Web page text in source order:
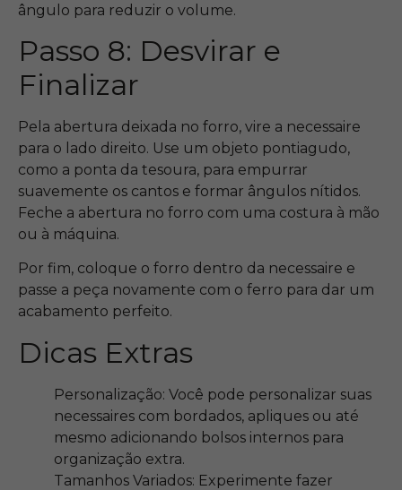
ângulo para reduzir o volume.
Passo 8: Desvirar e
Finalizar
Pela abertura deixada no forro, vire a necessaire
para o lado direito. Use um objeto pontiagudo,
como a ponta da tesoura, para empurrar
suavemente os cantos e formar ângulos nítidos.
Feche a abertura no forro com uma costura à mão
ou à máquina.
Por fim, coloque o forro dentro da necessaire e
passe a peça novamente com o ferro para dar um
acabamento perfeito.
Dicas Extras
Personalização: Você pode personalizar suas
necessaires com bordados, apliques ou até
mesmo adicionando bolsos internos para
organização extra.
Tamanhos Variados: Experimente fazer